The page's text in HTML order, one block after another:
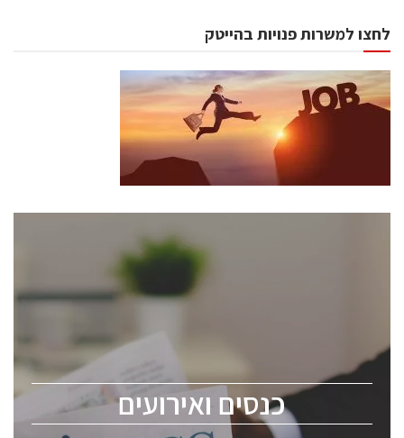
לחצו למשרות פנויות בהייטק
כנסים ואירועים
כנסים ואירועים
לכל העוסקים בתעשיית הסמיקונדקטור כולל מהנדסים,
ChipEx2026 will be held on May 12-13, 2026. The